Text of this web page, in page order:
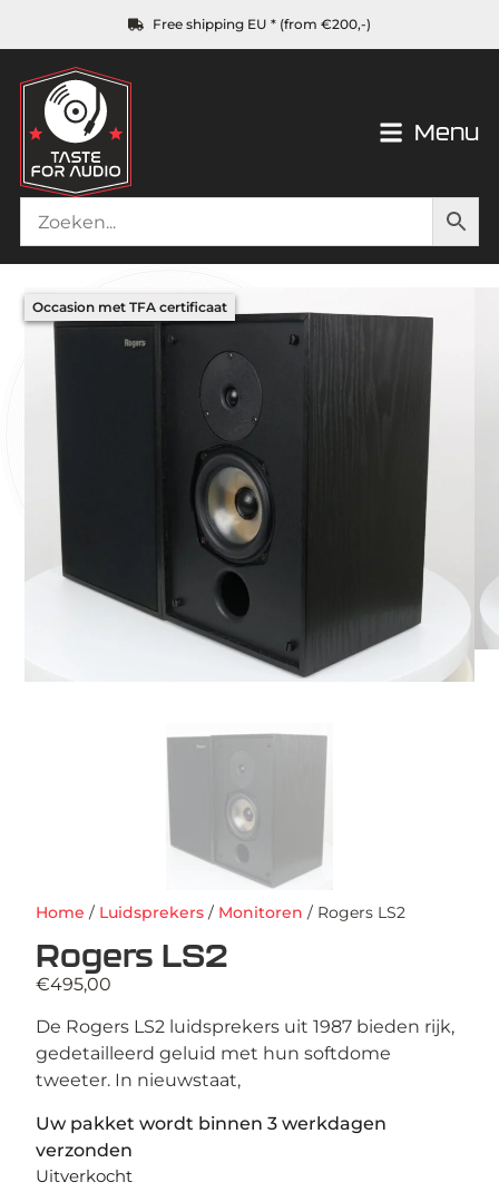
Free shipping EU * (from €200,-)
Menu
Occasion met TFA certificaat
Home / Luidsprekers / Monitoren / Rogers LS2
Rogers LS2
€495,00
De Rogers LS2 luidsprekers uit 1987 bieden rijk,
gedetailleerd geluid met hun softdome
tweeter. In nieuwstaat,
Uw pakket wordt binnen 3 werkdagen
verzonden
Uitverkocht